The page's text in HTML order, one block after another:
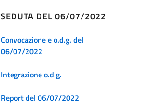
SEDUTA DEL 06/07/2022
Convocazione e o.d.g. del
06/07/2022
Integrazione o.d.g.
Report del 06/07/2022